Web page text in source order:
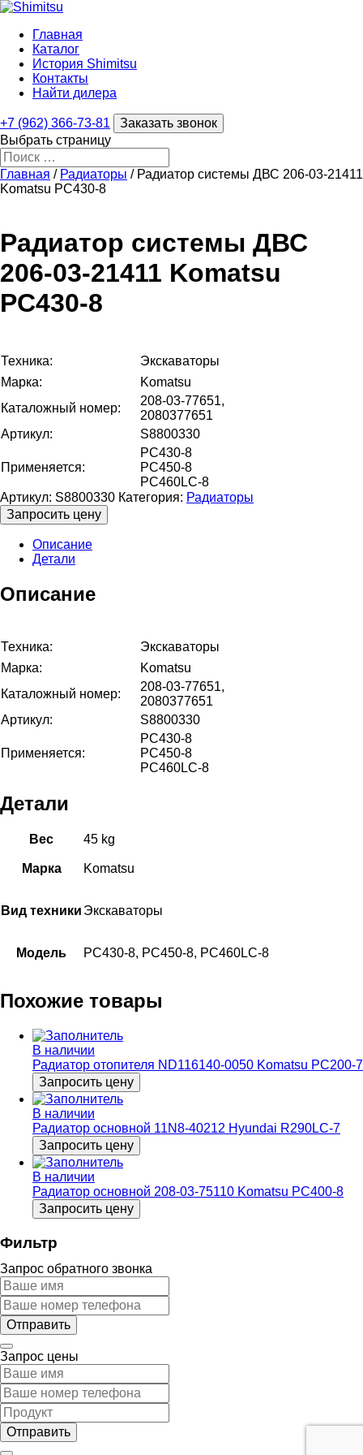
Главная
Каталог
История Shimitsu
Контакты
Найти дилера
+7 (962) 366-73-81
Заказать звонок
Выбрать страницу
Главная / Радиаторы / Радиатор системы ДВС 206-03-21411
Komatsu PC430‑8
Радиатор системы ДВС
206-03-21411 Komatsu
PC430‑8
Техника:
Экскаваторы
Марка:
Komatsu
Каталожный номер:
208-03-77651,
2080377651
Артикул:
S8800330
Применяется:
PC430-8
PC450-8
PC460LC-8
Артикул: S8800330 Категория: Радиаторы
Запросить цену
Описание
Детали
Описание
Техника:
Экскаваторы
Марка:
Komatsu
Каталожный номер:
208-03-77651,
2080377651
Артикул:
S8800330
Применяется:
PC430-8
PC450-8
PC460LC-8
Детали
Вес 45 kg
Марка Komatsu
Вид техники Экскаваторы
Модель PC430-8, PC450-8, PC460LC-8
Похожие товары
В наличии
Радиатор отопителя ND116140-0050 Komatsu PC200-7
Запросить цену
В наличии
Радиатор основной 11N8-40212 Hyundai R290LC-7
Запросить цену
В наличии
Радиатор основной 208-03-75110 Komatsu PC400-8
Запросить цену
Фильтр
Запрос обратного звонка
Запрос цены